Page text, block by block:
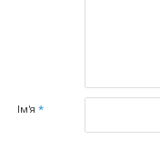
Ім'я *